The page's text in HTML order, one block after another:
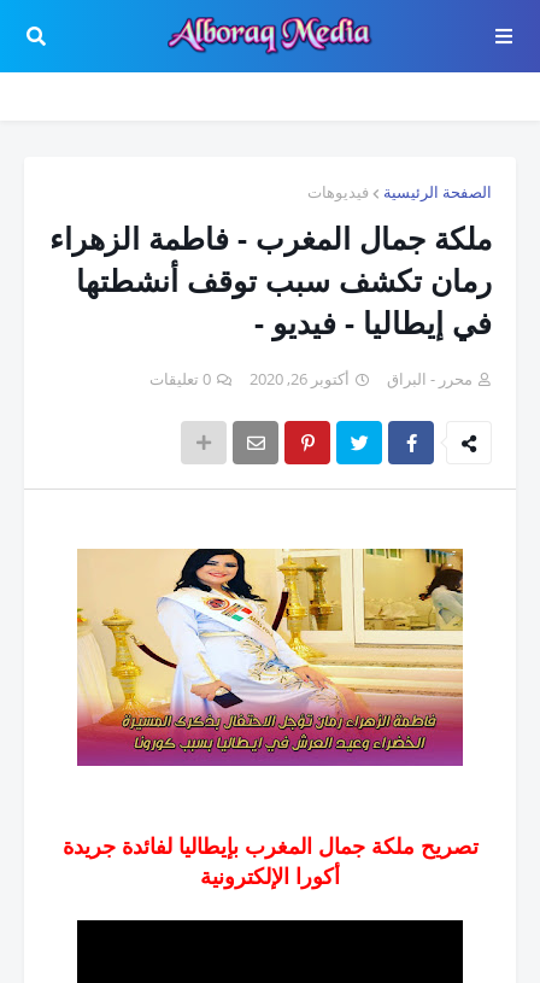
الصفحة الرئيسية فيديوهات
ملكة جمال المغرب - فاطمة الزهراء
رمان تكشف سبب توقف أنشطتها
في إيطاليا - فيديو -
محرر - البراق أكتوبر 26, 2020 0 تعليقات
تصريح ملكة جمال المغرب بإيطاليا لفائدة جريدة
أكورا الإلكترونية